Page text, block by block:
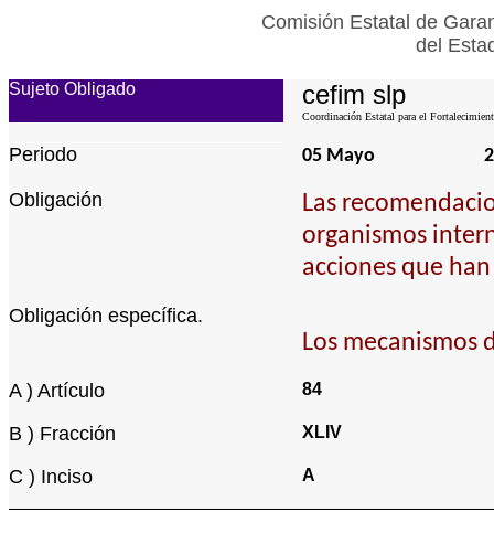
Comisión Estatal de
del
Sujeto Obligado cefim slp
Coordinación Estatal para el
Periodo 05 Mayo
Obligación
Las
organismos
acciones que
Obligación específica.
Los mecanismos
A ) Artículo 84
B ) Fracción XLIV
C ) Inciso A